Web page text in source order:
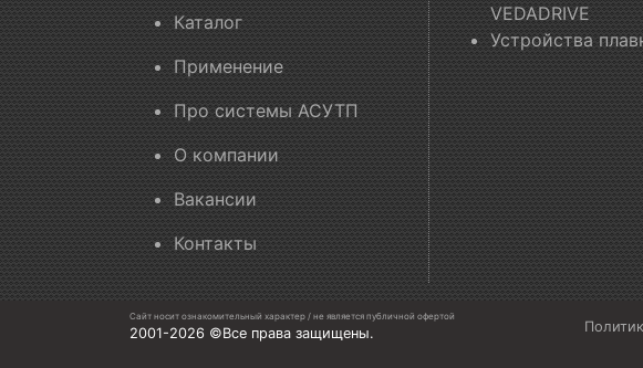
Каталог
Применение
Про системы АСУТП
О компании
Вакансии
Контакты
VEDADRIVE
Устройства
Сайт носит ознакомительный характер / не является публичной офертой
2001-2026 ©Все права защищены.